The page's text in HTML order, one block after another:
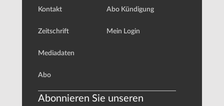
Kontakt
Zeitschrift
Mediadaten
Abo
Abo Kündigung
Mein Login
Abonnieren Sie unseren